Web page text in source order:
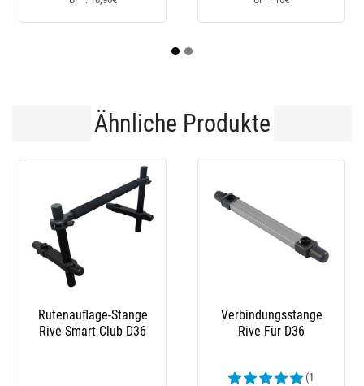
Ähnliche Produkte
Verbindungsstange
Rive Für D36
Rutenauflage-Stange
Rive
(2